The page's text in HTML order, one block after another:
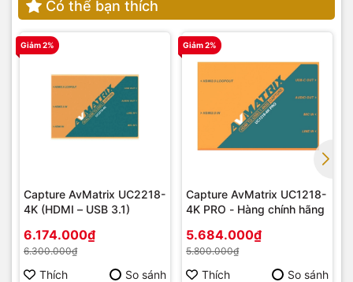
Có thể bạn thích
Giảm 2%
Capture AvMatrix UC2218-
4K (HDMI – USB 3.1)
6.174.000₫
6.300.000₫
Thích So sánh
Giảm 2%
Capture AvMatrix UC1218-
4K PRO - Hàng chính hãng
5.684.000₫
5.800.000₫
Thích So sánh